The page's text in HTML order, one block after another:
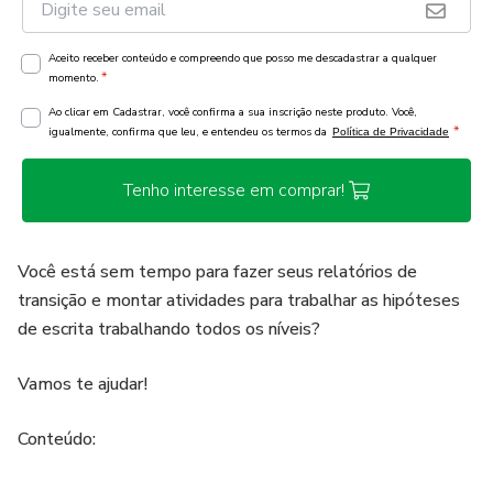
Aceito receber conteúdo e compreendo que posso me descadastrar a qualquer
momento. *
Ao clicar em Cadastrar, você confirma a sua inscrição neste produto. Você,
igualmente, confirma que leu, e entendeu os termos da Política de Privacidade *
Tenho interesse em comprar!
Você está sem tempo para fazer seus relatórios de
transição e montar atividades para trabalhar as hipóteses
de escrita trabalhando todos os níveis?
Vamos te ajudar!
Conteúdo: